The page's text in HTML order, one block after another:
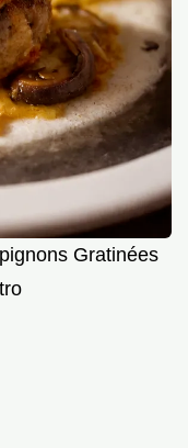
Gratinées